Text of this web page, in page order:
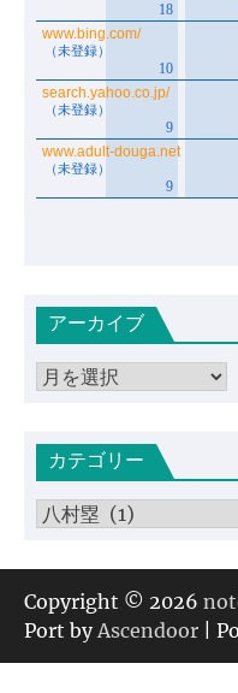
アーカイブ
ア
イカテゴリー
カ
ゴ
リ
ー
Copyright © 2026
Port by Ascendoor |